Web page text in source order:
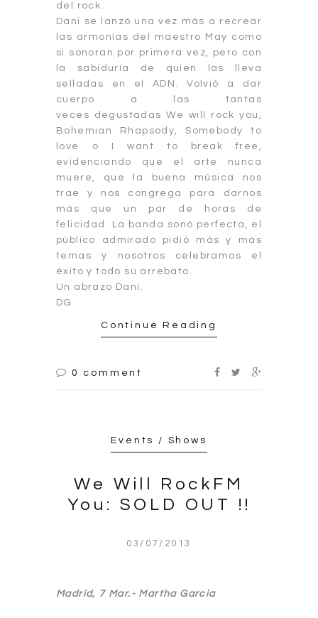
del rock.
Dani se lanzó una vez más a recrear
las armonías del maestro May como
si sonoran por primera vez, pero con
la sabiduría de quien las lleva
selladas en el ADN. Volvió a dar
cuerpo a las tantas
veces degustadas We will rock you,
Bohemian Rhapsody, Somebody to
love o I want to break free,
evidenciando que el arte nunca
muere, que la buena música nos
trae y nos congrega para darnos
más que un par de horas de
felicidad. La banda sonó perfecta, el
público admirado pidió más y más
temas y nosotros celebramos el
éxito y todo su arrebato.
Un abrazo Dani.
DG
Continue Reading
0 comment
Events / Shows
We Will RockFM
You: SOLD OUT !!
03/07/2013
Madrid, 7 Mar.- Martha García